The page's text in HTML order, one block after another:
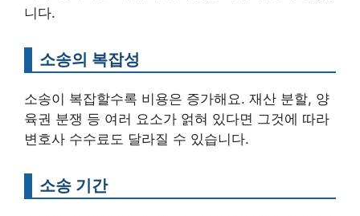
니다.
소송의 복잡성
소송이 복잡할수록 비용은 증가해요. 재산 분할, 양
육권 분쟁 등 여러 요소가 얽혀 있다면 그것에 따라
변호사 수수료도 달라질 수 있습니다.
소송 기간